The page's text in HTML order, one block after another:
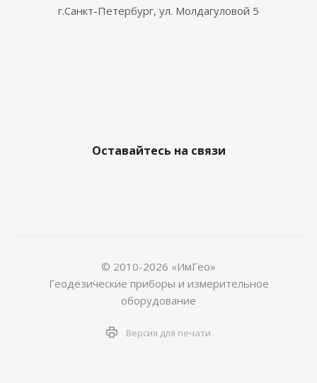
г.Санкт-Петербург, ул. Молдагуловой 5
Оставайтесь на связи
© 2010-2026 «ИмГео»
Геодезические приборы и измерительное
оборудование
Версия для печати